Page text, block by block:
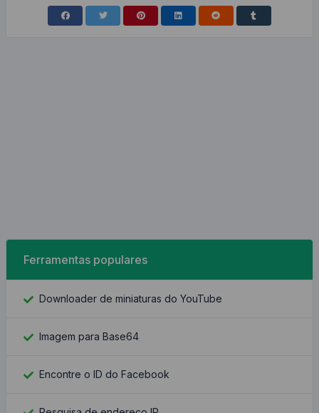
Ferramentas populares
Downloader de miniaturas do YouTube
Imagem para Base64
Encontre o ID do Facebook